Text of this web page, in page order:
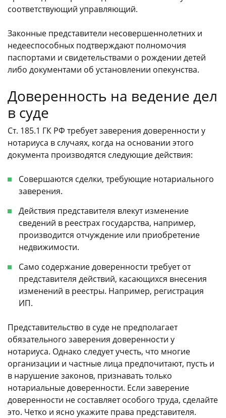
соответствующий управляющий.
Законные представители несовершеннолетних и
недееспособных подтверждают полномочия
паспортами и свидетельствами о рождении детей
либо документами об установлении опекунства.
Доверенность на ведение дел
в суде
Ст. 185.1 ГК РФ требует заверения доверенности у
нотариуса в случаях, когда на основании этого
документа производятся следующие действия:
Совершаются сделки, требующие нотариального
заверения.
Действия представителя влекут изменение
сведений в реестрах государства, например,
производится отчуждение или приобретение
недвижимости.
Само содержание доверенности требует от
представителя действий, касающихся внесения
изменений в реестры. Например, регистрация
ИП.
Представительство в суде не предполагает
обязательного заверения доверенности у
нотариуса. Однако следует учесть, что многие
организации и частные лица предпочитают, пусть и
в нарушение законов, признавать только
нотариальные доверенности. Если заверение
доверенности не составляет особого труда, сделайте
это. Четко и ясно укажите права представителя.